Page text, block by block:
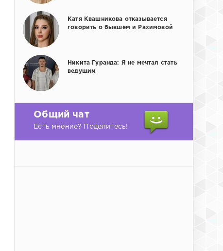
Катя Квашникова отказывается
говорить о бывшем и Рахимовой
Никита Гуранда: Я не мечтал стать
ведущим
Общий чат
Есть мнение? Поделитесь!